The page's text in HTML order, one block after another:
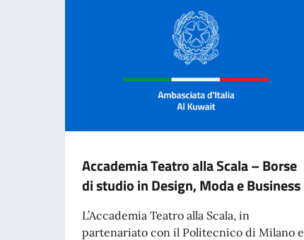
Accademia Teatro alla Scala – Borse
di studio in Design, Moda e Business
L’Accademia Teatro alla Scala, in
partenariato con il Politecnico di Milano e